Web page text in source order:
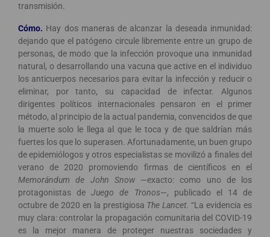
transmisión.
Cómo. Hay dos maneras de alcanzar la deseada inmunidad:
dejando que el patógeno circule libremente entre un grupo de
personas, de modo que la infección provoque una inmunidad
natural, o desarrollando una vacuna que active en el individuo
los anticuerpos necesarios para evitar la infección y reducir o
eliminar, por tanto, su capacidad de infectar. Algunos
dirigentes políticos internacionales pensaron en el primer
método, al principio de la actual pandemia, convencidos de que
la muerte solo le llega al que le toca y de que saldrían más
fuertes los que lo superasen. Afortunadamente, un buen grupo
de epidemiólogos y otros especialistas se movilizó a finales del
verano de 2020 promoviendo firmas de científicos en el
Memorándum de John Snow —exacto: como uno de los
protagonistas deJuego de Tronos—, publicado el 14 de
octubre de 2020 en la prestigiosa The Lancet. “La evidencia es
muy clara: controlar la propagación comunitaria del COVID-19
es la mejor manera de proteger nuestras sociedades y